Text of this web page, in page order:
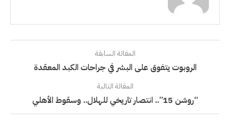
المقالة السابقة
الروبوت يتفوق على البشر في جراحات الكبد المعقدة
المقالة التالية
“روشن 15”.. انتصار تاريخي للهلال.. وسقوط الأهلي